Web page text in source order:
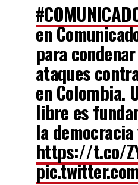
en
para
ataques
en Colombia.
libre es
la
https://t.co/